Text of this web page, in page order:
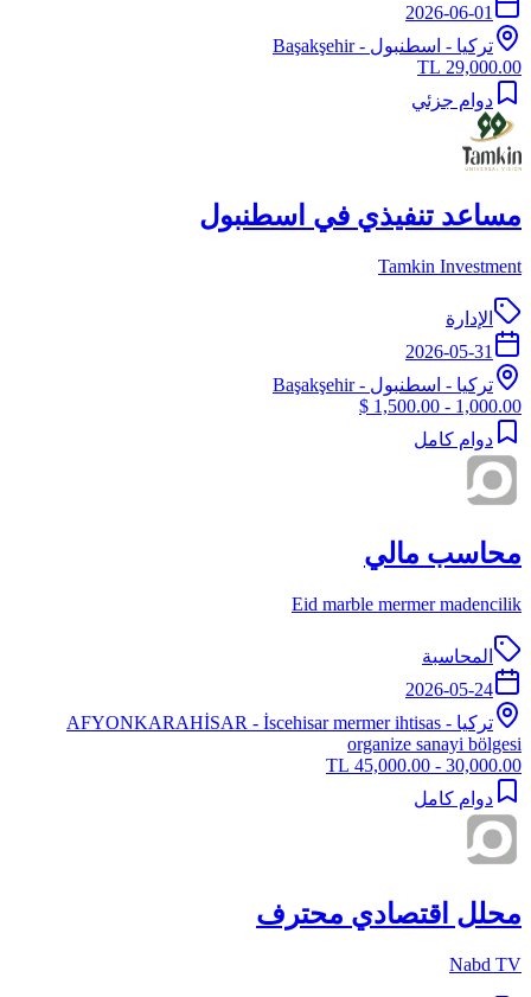
2026-06-01
تركيا - اسطنبول - Başakşehir
29,000.00 TL
دوام جزئي
مساعد تنفيذي في اسطنبول
Tamkin Investment
الإدارة
2026-05-31
تركيا - اسطنبول - Başakşehir
1,000.00 - 1,500.00 $
دوام كامل
محاسب مالي
Eid marble mermer madencilik
المحاسبة
2026-05-24
تركيا -
AFYONKARAHİSAR - İscehisar mermer ihtisas
organize sanayi bölgesi
30,000.00 - 45,000.00 TL
دوام كامل
محلل اقتصادي محترف
Nabd TV